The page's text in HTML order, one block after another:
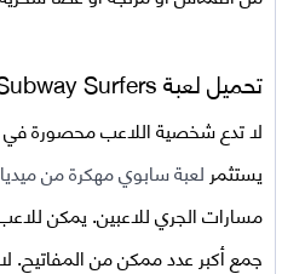
تحميل لعبة Subway Surfers مهكرة اخر اصدار APK
لا تدع شخصية اللاعب محصورة
يستثمرلعبة سابوي مهكرة من
مسارات الجري للاعبين. يمكن
جمع أكبر عدد ممكن من المفاتيح.